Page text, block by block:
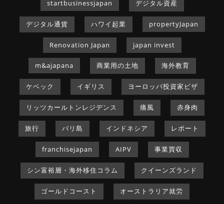
startbusinessjapan デジタル資産
デジタル通貨 ハワイ起業 propertyJapan
Renovation Japan japan invest
m&ajapana 商業用の土地 海外教育
ケベック イギリス ヨーロッパ投資家ビザ
リッツカールトンレジデンス 痛風 赤身肉
旅行 バリ島 インドネシア レポート
franchisejapan AIPV 事業買収
シン富裕層・海外移住コラム クイーンズランド
ゴールドコースト オーストラリア就労